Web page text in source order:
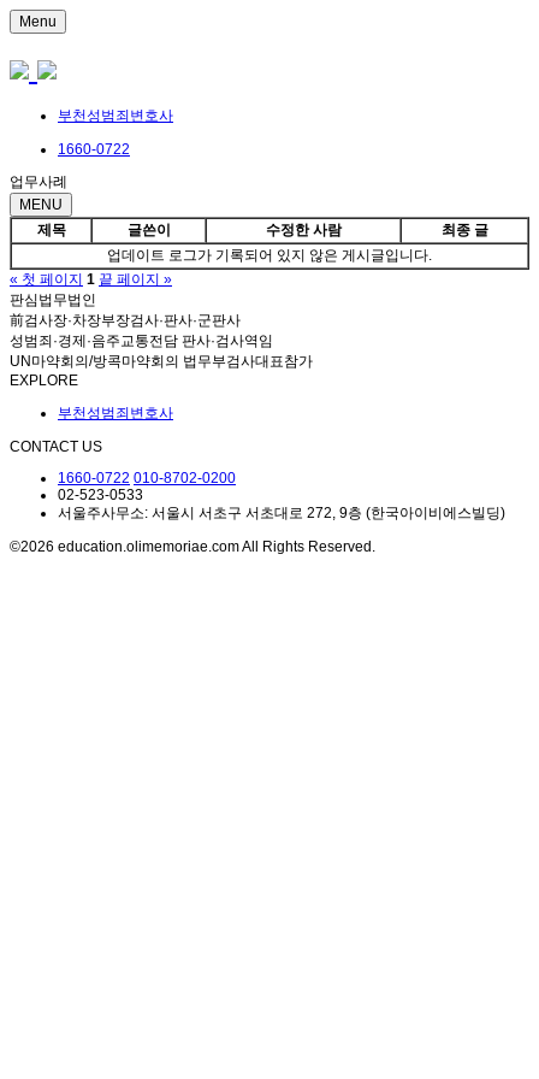
Menu
부천성범죄변호사
1660-0722
업무사례
MENU
제목
글쓴이 수정한 사람
최종 글
업데이트 로그가 기록되어 있지 않은 게시글입니다.
« 첫 페이지 1 끝 페이지 »
판심법무법인
前검사장·차장부장검사·판사·군판사
성범죄·경제·음주교통전담 판사·검사역임
UN마약회의/방콕마약회의 법무부검사대표참가
EXPLORE
부천성범죄변호사
CONTACT US
1660-0722 010-8702-0200
02-523-0533
서울주사무소: 서울시 서초구 서초대로 272, 9층 (한국아이비에스빌딩)
©2026 education.olimemoriae.com All Rights Reserved.